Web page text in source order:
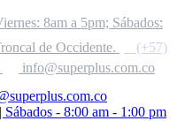
8am a 5pm; Sábados:
de Occidente.
(+57)
info@superplus.com.co
- 8:00 am - 1:00 pm